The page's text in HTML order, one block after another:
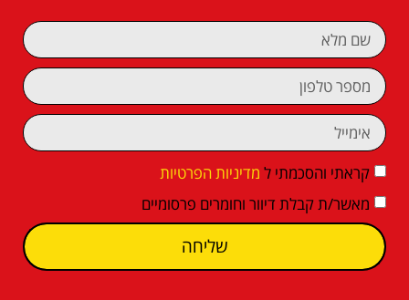
קראתי והסכמתי ל מדיניות הפרטיות
מאשר/ת קבלת דיוור וחומרים פרסומיים
שליחה